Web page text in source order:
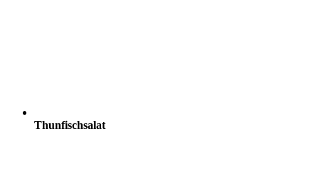
Thunfischsalat